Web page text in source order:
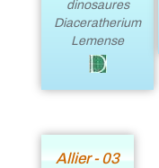
dinosaures
Diaceratherium
Lemense
Allier - 03